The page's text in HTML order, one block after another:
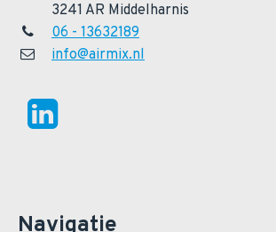
3241 AR Middelharnis
06 - 13632189
info@airmix.nl
Navigatie